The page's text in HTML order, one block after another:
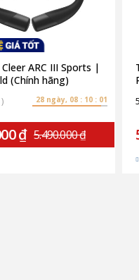
ARC III Sports |
(Chính hãng)
28 ngày, 08 : 10 : 00
₫ 5.490.000 ₫